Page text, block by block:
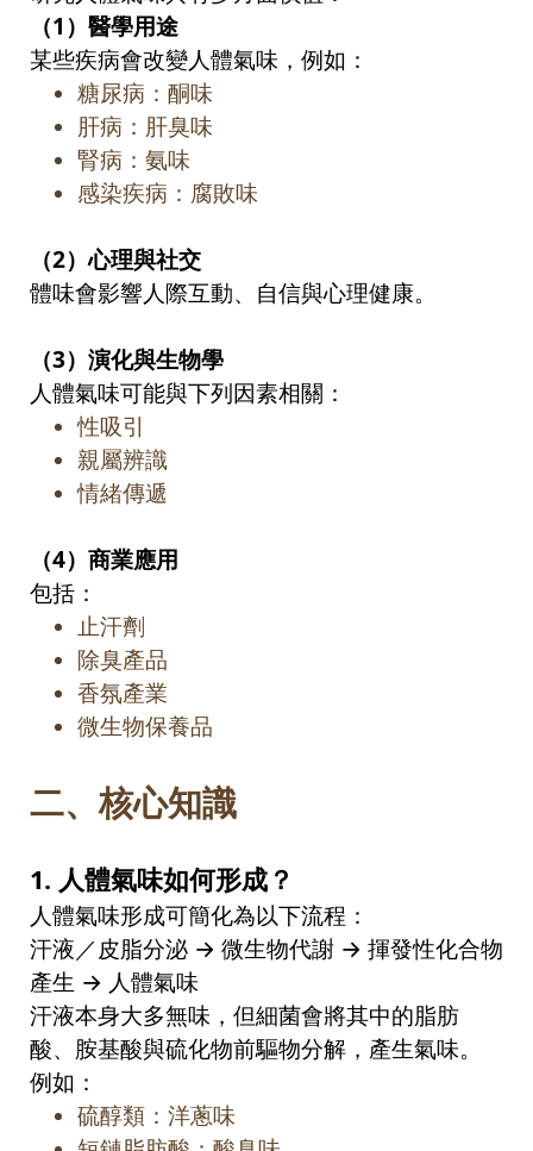
（1 ）醫學用途
某些疾病會改變人體氣味，例如：
糖尿病：酮味
肝病：肝臭味
腎病：氨味
感染疾病：腐敗味
（2）心理與社交
體味會影響人際互動、自信與心理健康。
（3）演化與生物學
人體氣味可能與下列因素相關：
性吸引
親屬辨識
情緒傳遞
（4）商業應用
包括：
止汗劑
除臭產品
香氛產業
微生物保養品
二、核心知識
1. 人體氣味如何形成？
人體氣味形成可簡化為以下流程：
汗液／皮脂分泌 → 微生物代謝 → 揮發性化合物
產生 → 人體氣味
汗液本身大多無味，但細菌會將其中的脂肪
酸、胺基酸與硫化物前驅物分解，產生氣味。
例如：
硫醇類：洋蔥味